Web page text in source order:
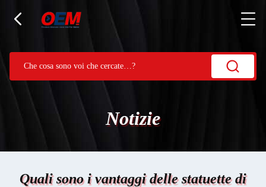
Notizie
Quali sono i vantaggi delle statuette di